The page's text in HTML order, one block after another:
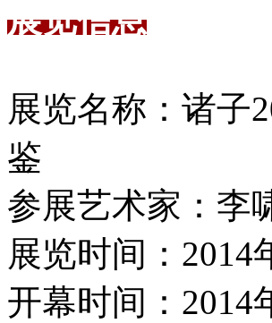
展览信息
展览名称：诸子
鉴
参展艺术家：李
展览时间：
开幕时间：2014